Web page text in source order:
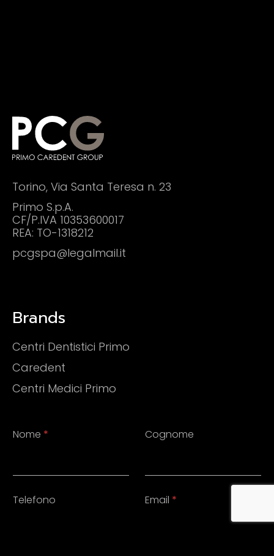
Torino, Via Santa Teresa n. 23
Primo S.p.A.
CF/P.IVA 10353600017
REA: TO-1318212
pcgspa@legalmail.it
Brands
Centri Dentistici Primo
Caredent
Centri Medici Primo
Nome * Cognome
Telefono Email *